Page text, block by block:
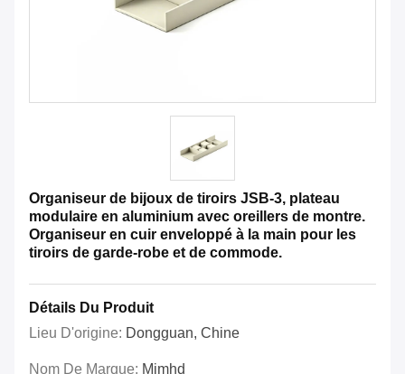
Organiseur de bijoux de tiroirs JSB-3, plateau
modulaire en aluminium avec oreillers de montre.
Organiseur en cuir enveloppé à la main pour les
tiroirs de garde-robe et de commode.
Détails Du Produit
Lieu D'origine: Dongguan, Chine
Nom De Marque: Mjmhd